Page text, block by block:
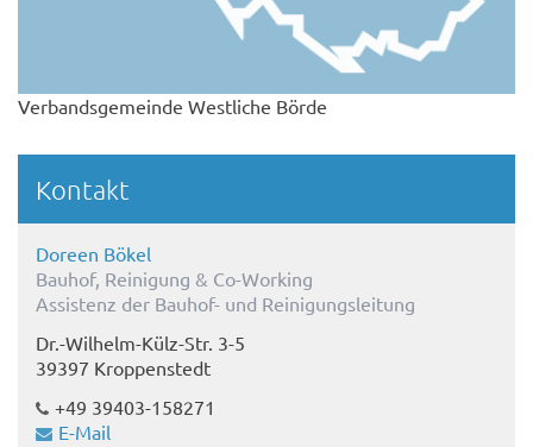
Verbandsgemeinde Westliche Börde
Kontakt
Doreen Bökel
Bauhof, Reinigung & Co-Working
Assistenz der Bauhof- und Reinigungsleitung
Dr.-Wilhelm-Külz-Str. 3-5
39397 Kroppenstedt
+49 39403-158271
E-Mail